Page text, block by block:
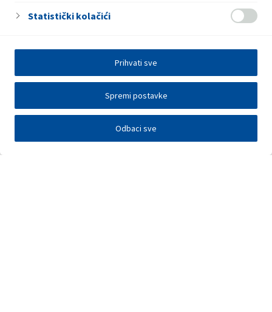
Statistički kolačići
Odbaci sve
Spremi postavke
Prihvati sve